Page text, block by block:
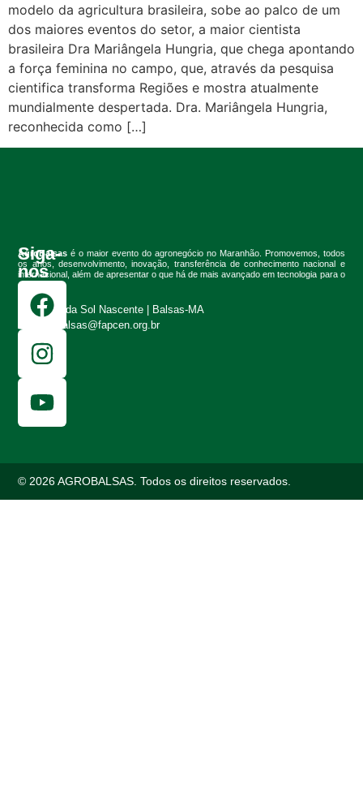
modelo da agricultura brasileira, sobe ao palco de um
dos maiores eventos do setor, a maior cientista
brasileira Dra Mariângela Hungria, que chega apontando
a força feminina no campo, que, através da pesquisa
cientifica transforma Regiões e mostra atualmente
mundialmente despertada. Dra. Mariângela Hungria,
reconhecida como […]
AgroBalsas é o maior evento do agronegócio no Maranhão. Promovemos, todos
os anos, desenvolvimento, inovação, transferência de conhecimento nacional e
internacional, além de apresentar o que há de mais avançado em tecnologia para o
setor.
Fazenda Sol Nascente | Balsas-MA
agrobalsas@fapcen.org.br
Siga-
nos
© 2026 AGROBALSAS. Todos os direitos reservados.